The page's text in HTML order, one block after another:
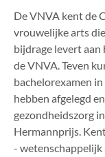
De VNVA kent de
vrouwelijke arts
bijdrage levert aan
de VNVA. Teven
bachelorexamen
hebben afgelegd
gezondheidszorg
Hermannprijs.
- wetenschappelijk